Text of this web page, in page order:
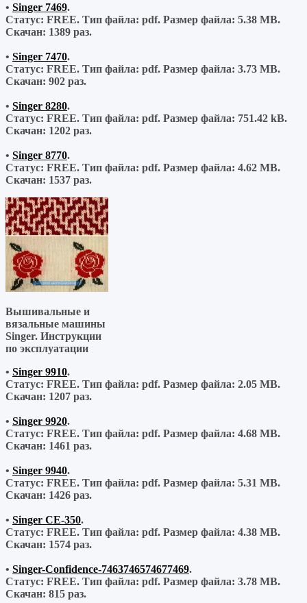
• Singer 7469.
Статус: FREE. Тип файла: pdf. Размер файла: 5.38 MB.
Скачан: 1389 раз.
• Singer 7470.
Статус: FREE. Тип файла: pdf. Размер файла: 3.73 MB.
Скачан: 902 раз.
• Singer 8280.
Статус: FREE. Тип файла: pdf. Размер файла: 751.42 kB.
Скачан: 1202 раз.
• Singer 8770.
Статус: FREE. Тип файла: pdf. Размер файла: 4.62 MB.
Скачан: 1537 раз.
Вышивальные и
вязальные машины
Singer. Инструкции
по эксплуатации
• Singer 9910.
Статус: FREE. Тип файла: pdf. Размер файла: 2.05 MB.
Скачан: 1207 раз.
• Singer 9920.
Статус: FREE. Тип файла: pdf. Размер файла: 4.68 MB.
Скачан: 1461 раз.
• Singer 9940.
Статус: FREE. Тип файла: pdf. Размер файла: 5.31 MB.
Скачан: 1426 раз.
• Singer CE-350.
Статус: FREE. Тип файла: pdf. Размер файла: 4.38 MB.
Скачан: 1574 раз.
• Singer-Confidence-7463746574677469.
Статус: FREE. Тип файла: pdf. Размер файла: 3.78 MB.
Скачан: 815 раз.